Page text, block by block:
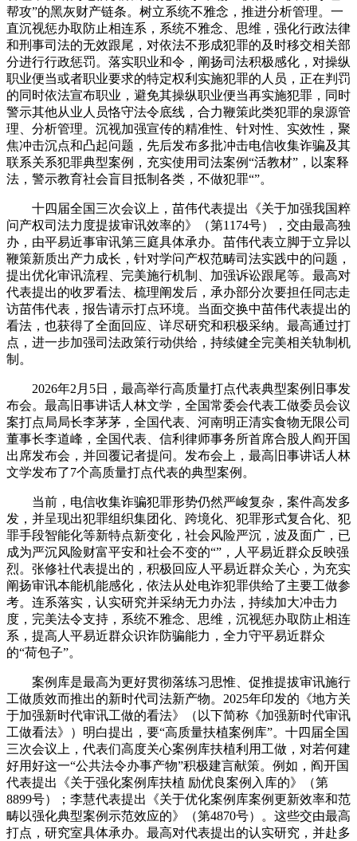
帮攻”的黑灰财产链条。树立系统不雅念，推进分析管理。一
直沉视惩办取防止相连系，系统不雅念、思维，强化行政法律
和刑事司法的无效跟尾，对依法不形成犯罪的及时移交相关部
分进行行政惩罚。落实职业和令，阐扬司法积极感化，对操纵
职业便当或者职业要求的特定权利实施犯罪的人员，正在判罚
的同时依法宣布职业，避免其操纵职业便当再实施犯罪，同时
警示其他从业人员恪守法令底线，合力鞭策此类犯罪的泉源管
理、分析管理。沉视加强宣传的精准性、针对性、实效性，聚
焦冲击沉点和凸起问题，先后发布多批冲击电信收集诈骗及其
联系关系犯罪典型案例，充实使用司法案例“活教材”，以案释
法，警示教育社会盲目抵制各类，不做犯罪“”。
十四届全国三次会议上，苗伟代表提出《关于加强我国粹
问产权司法力度提拔审讯效率的》（第1174号），交由最高独
办，由平易近事审讯第三庭具体承办。苗伟代表立脚于立异以
鞭策新质出产力成长，针对学问产权范畴司法实践中的问题，
提出优化审讯流程、完美施行机制、加强诉讼跟尾等。最高对
代表提出的收罗看法、梳理阐发后，承办部分次要担任同志走
访苗伟代表，报告请示打点环境。当面交换中苗伟代表提出的
看法，也获得了全面回应、详尽研究和积极采纳。最高通过打
点，进一步加强司法政策行动供给，持续健全完美相关轨制机
制。
2026年2月5日，最高举行高质量打点代表典型案例旧事发
布会。最高旧事讲话人林文学，全国常委会代表工做委员会议
案打点局局长李茅茅，全国代表、河南明正清实食物无限公司
董事长李道峰，全国代表、信利律师事务所首席合股人阎开国
出席发布会，并回覆记者提问。发布会上，最高旧事讲话人林
文学发布了7个高质量打点代表的典型案例。
当前，电信收集诈骗犯罪形势仍然严峻复杂，案件高发多
发，并呈现出犯罪组织集团化、跨境化、犯罪形式复合化、犯
罪手段智能化等新特点新变化，社会风险严沉，波及面广，已
成为严沉风险财富平安和社会不变的“”，人平易近群众反映强
烈。张修社代表提出的，积极回应人平易近群众关心，为充实
阐扬审讯本能机能感化，依法从处电诈犯罪供给了主要工做参
考。连系落实，认实研究并采纳无力办法，持续加大冲击力
度，完美法令支持，系统不雅念、思维，沉视惩办取防止相连
系，提高人平易近群众识诈防骗能力，全力守平易近群众
的“荷包子”。
案例库是最高为更好贯彻落练习思惟、促推提拔审讯施行
工做质效而推出的新时代司法新产物。2025年印发的《地方关
于加强新时代审讯工做的看法》（以下简称《加强新时代审讯
工做看法》）明白提出，要“高质量扶植案例库”。十四届全国
三次会议上，代表们高度关心案例库扶植利用工做，对若何建
好用好这一“公共法令办事产物”积极建言献策。例如，阎开国
代表提出《关于强化案例库扶植 励优良案例入库的》（第
8899号）；李慧代表提出《关于优化案例库案例更新效率和范
畴以强化典型案例示范效应的》（第4870号）。这些交由最高
打点，研究室具体承办。最高对代表提出的认实研究，并赴多